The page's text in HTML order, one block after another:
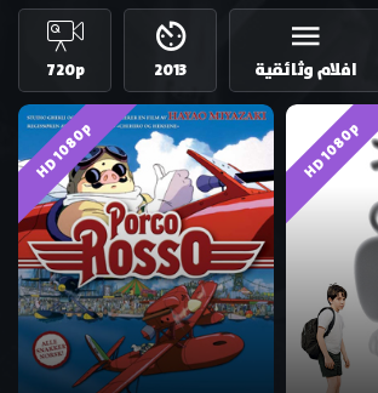
افلام وثائقية 2013
720p
HD 1080p
HD 1080p